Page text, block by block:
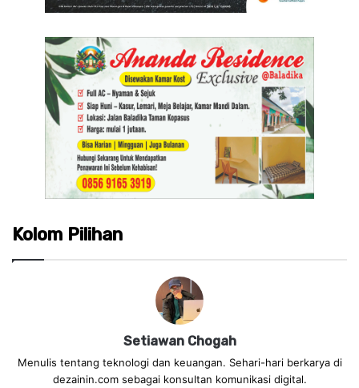
Kolom Pilihan
Setiawan Chogah
Menulis tentang teknologi dan keuangan. Sehari-hari berkarya di
dezainin.com sebagai konsultan komunikasi digital.